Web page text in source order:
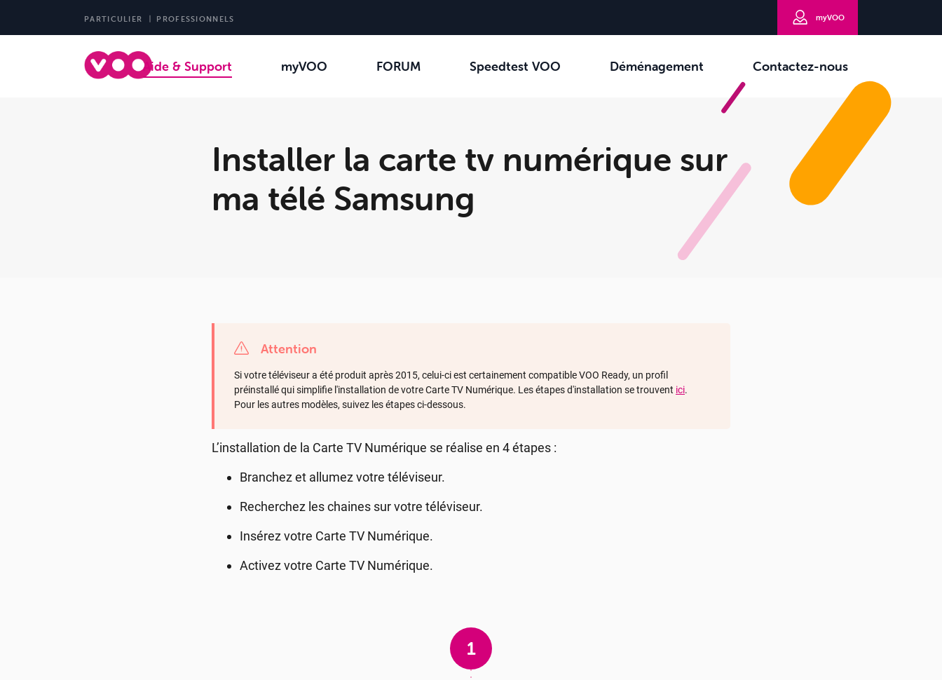
myVOO
Aide & Support myVOO FORUM Speedtest VOO Déménagement Contactez-nous
PARTICULIER PROFESSIONNELS
Installer la carte tv numérique sur
ma télé Samsung
Attention
Si votre téléviseur a été produit après 2015, celui-ci est certainement compatible VOO Ready, un profil
préinstallé qui simplifie l'installation de votre Carte TV Numérique. Les étapes d'installation se trouvent ici.
Pour les autres modèles, suivez les étapes ci-dessous.
L’installation de la Carte TV Numérique se réalise en 4 étapes :
Branchez et allumez votre téléviseur.
Recherchez les chaines sur votre téléviseur.
Insérez votre Carte TV Numérique.
Activez votre Carte TV Numérique.
1